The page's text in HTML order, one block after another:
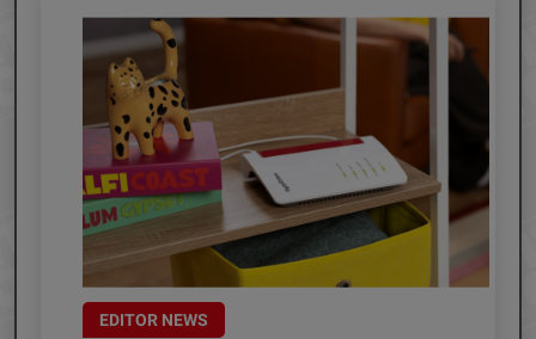
EDITOR NEWS